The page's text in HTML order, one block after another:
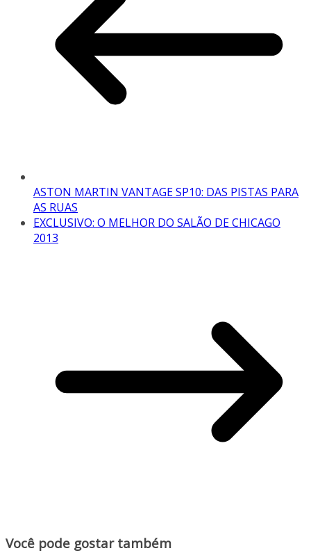
ASTON MARTIN VANTAGE SP10: DAS PISTAS PARA
AS RUAS
EXCLUSIVO: O MELHOR DO SALÃO DE CHICAGO
2013
Você pode gostar também